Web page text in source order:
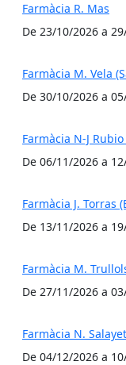
Farmàcia R. Mas
De 23/10/2026 a
Farmàcia M. Vela
De 30/10/2026 a
Farmàcia N-J
De 06/11/2026 a
Farmàcia J. Torras
De 13/11/2026 a
Farmàcia M.
De 27/11/2026 a
Farmàcia N.
De 04/12/2026 a